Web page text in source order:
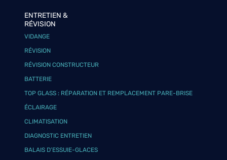
ENTRETIEN &
RÉVISION
VIDANGE
RÉVISION
RÉVISION CONSTRUCTEUR
BATTERIE
TOP GLASS : RÉPARATION ET REMPLACEMENT PARE-BRISE
ÉCLAIRAGE
CLIMATISATION
DIAGNOSTIC ENTRETIEN
BALAIS D’ESSUIE-GLACES